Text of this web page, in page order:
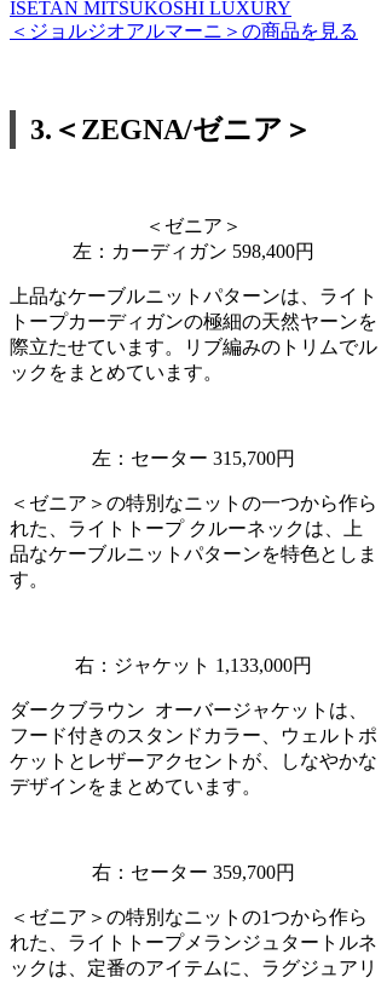
ISETAN MITSUKOSHI LUXURY
＜ジョルジオアルマーニ＞の商品を見る
3.＜ZEGNA/ゼニア＞
＜ゼニア＞
左：カーディガン 598,400円
上品なケーブルニットパターンは、ライト
トープカーディガンの極細の天然ヤーンを
際立たせています。リブ編みのトリムでル
ックをまとめています。
左：セーター 315,700円
＜ゼニア＞の特別なニットの一つから作ら
れた、ライトトープ クルーネックは、上
品なケーブルニットパターンを特色としま
す。
右：ジャケット 1,133,000円
ダークブラウン オーバージャケットは、
フード付きのスタンドカラー、ウェルトポ
ケットとレザーアクセントが、しなやかな
デザインをまとめています。
右：セーター 359,700円
＜ゼニア＞の特別なニットの1つから作ら
れた、ライトトープメランジュタートルネ
ックは、定番のアイテムに、ラグジュアリ